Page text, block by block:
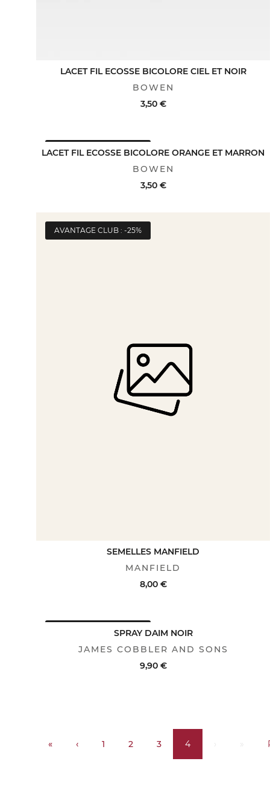
LACET FIL ECOSSE BICOLORE CIEL ET NOIR
BOWEN
3,50 €
ACHAT RAPIDE VOIR LE DÉTAIL
AVANTAGE CLUB : -25%
LACET FIL ECOSSE BICOLORE ORANGE ET MARRON
BOWEN
3,50 €
ACHAT RAPIDE
AVANTAGE CLUB : -25%
SEMELLES MANFIELD
MANFIELD
8,00 €
ACHAT RAPIDE VOIR LE DÉTAIL
AVANTAGE CLUB : -25%SPRAY DAIM NOIR
JAMES COBBLER AND SONS
9,90 €
« ‹ 1 2 3 4